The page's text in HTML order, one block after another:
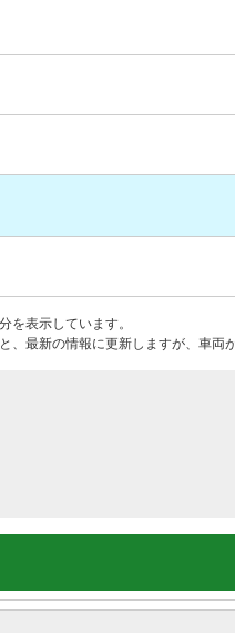
を表示しています。
、最新の情報に更新しますが、車